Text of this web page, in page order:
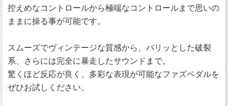
控えめなコントロールから極端なコントロールまで思いの
ままに操る事が可能です。
スムーズでヴィンテージな質感から、バリッとした破裂
系、さらには完全に暴走したサウンドまで。
驚くほど反応が良く、多彩な表現が可能なファズペダルを
ぜひお試しください。